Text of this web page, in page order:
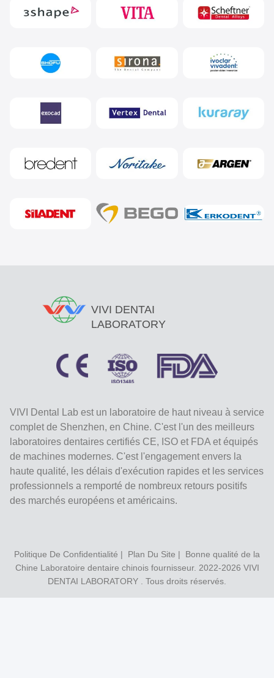
VIVI DENTAI
LABORATORY
VIVI Dental Lab est un laboratoire de haut niveau à service
complet de Shenzhen, en Chine. C'est l'un des meilleurs
laboratoires dentaires certifiés CE, ISO et FDA et équipés
de machines modernes. C'est l'engagement envers la
haute qualité, les délais d'exécution rapides et les services
professionnels a remporté de nombreux retours positifs
des marchés européens et américains.
Politique De Confidentialité | Plan Du Site | Bonne qualité de la
Chine Laboratoire dentaire chinois fournisseur. 2022-2026 VIVI
DENTAI LABORATORY . Tous droits réservés.